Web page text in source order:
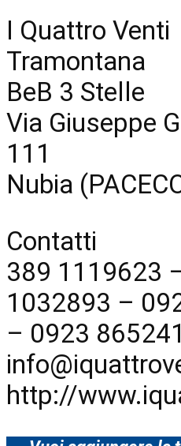
I Quattro Venti
Tramontana
BeB 3 Stelle
Via Giuseppe
111
Nubia
Contatti
389 1119623
1032893 –
– 0923 865241
http://